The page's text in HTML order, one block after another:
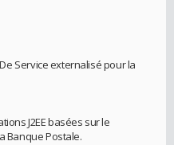
Service externalisé pour la
J2EE basées sur le
Banque Postale.